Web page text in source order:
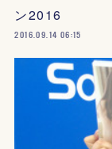
ン2016
2016.09.14 06:15